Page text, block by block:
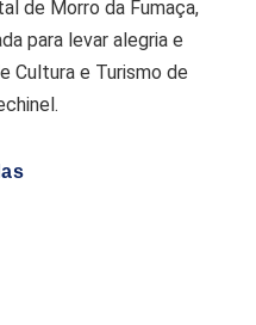
de Morro da Fumaça,
para levar alegria e
Cultura e Turismo de